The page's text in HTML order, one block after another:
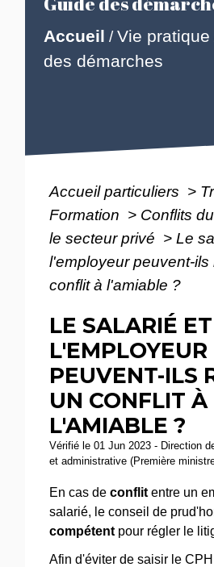
Accueil /Vie pratique
des démarches
Accueil particuliers >
Formation > Conflits
le secteur privé > Le
l'employeur peuvent-ils
conflit à l'amiable ?
LE SALARIÉ ET
L'EMPLOYEUR
PEUVENT-ILS
UN CONFLIT À
L'AMIABLE ?
Vérifié le 01 Jun 2023 - Direction
et administrative (Première
En cas deconflit entre un
salarié, le conseil de
compétent pour régler le
Afin d'éviter de saisir le